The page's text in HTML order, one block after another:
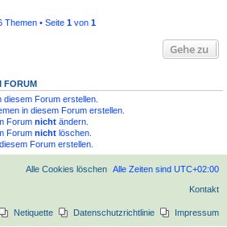
Themen • Seite 1 von 1
Gehe zu
FORUM
diesem Forum erstellen.
in diesem Forum erstellen.
Forum nicht ändern.
Forum nicht löschen.
Forum erstellen.
Alle Zeiten sind UTC+02:00
Alle Cookies löschen
Kontakt
Impressum
Datenschutzrichtlinie
Netiquette